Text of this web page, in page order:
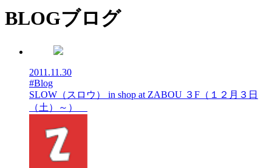
BLOGブログ
2011.11.30
#Blog
SLOW（スロウ） in shop at ZABOU ３F（１２月３日
（土）～）